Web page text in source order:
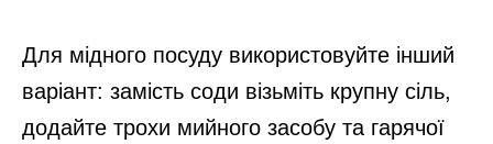
Для мідного посуду використовуйте інший
варіант: замість соди візьміть крупну сіль,
додайте трохи мийного засобу та гарячої